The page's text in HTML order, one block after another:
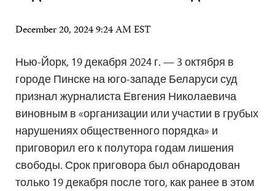
December 20, 2024 9:24 AM EST
Нью-Йорк, 19 декабря 2024 г. — 3 октября в
городе Пинске на юго-западе Беларуси суд
признал журналиста Евгения Николаевича
виновным в «организации или участии в грубых
нарушениях общественного порядка» и
приговорил его к полутора годам лишения
свободы. Срок приговора был обнародован
только 19 декабря после того, как ранее в этом